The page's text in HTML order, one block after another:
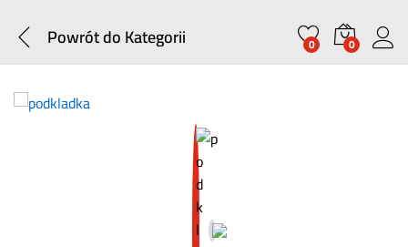
Powrót doKategorii 0 0